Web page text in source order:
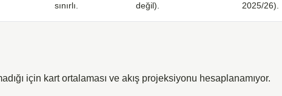
sınırlı.
değil).
2025/26).
için kart ortalaması ve akış projeksiyonu hesaplanamıyor.